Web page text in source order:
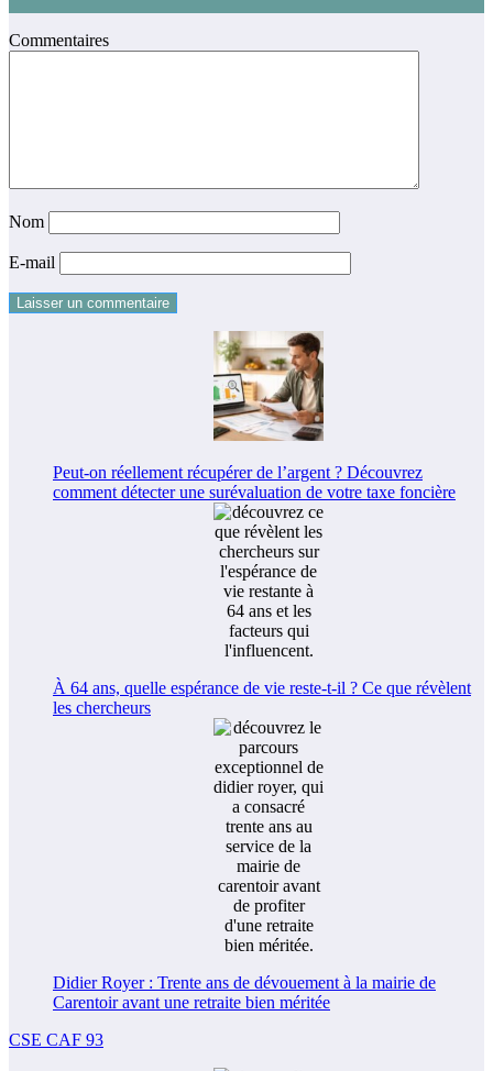
Commentaires
Nom
E-mail
Peut-on réellement récupérer de l’argent ? Découvrez
comment détecter une surévaluation de votre taxe foncière
À 64 ans, quelle espérance de vie reste-t-il ? Ce que révèlent
les chercheurs
Didier Royer : Trente ans de dévouement à la mairie de
Carentoir avant une retraite bien méritée
CSE CAF 93